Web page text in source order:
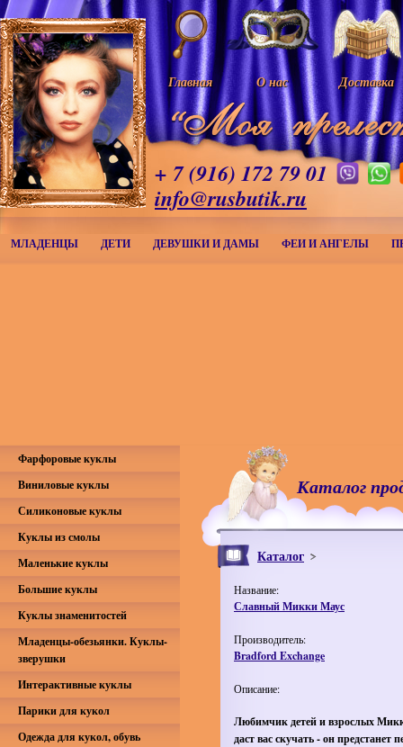
Главная О нас Доставка
+ 7 (916) 172 79 01
info@rusbutik.ru
МЛАДЕНЦЫ ДЕТИ ДЕВУШКИ И ДАМЫ ФЕИ И АНГЕЛЫ
Каталог
Каталог
Название:
Славный Микки Маус
Производитель:
Bradford Exchange
Описание:
Любимчик детей и взрослых
даст вас скучать - он предстанет
Фарфоровые куклы
Виниловые куклы
Силиконовые куклы
Куклы из смолы
Маленькие куклы
Большие куклы
Куклы знаменитостей
Младенцы-обезьянки. Куклы-
зверушки
Интерактивные куклы
Парики для кукол
Одежда для кукол, обувь